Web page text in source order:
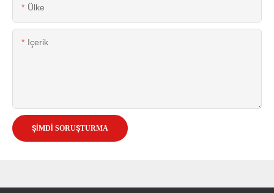
Ülke
Içerik
ŞIMDI SORUŞTURMA